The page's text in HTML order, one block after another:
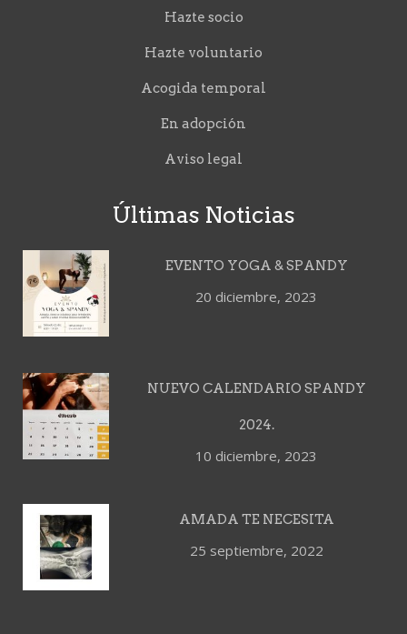
Hazte socio
Hazte voluntario
Acogida temporal
En adopción
Aviso legal
Últimas Noticias
EVENTO YOGA & SPANDY
20 diciembre, 2023
NUEVO CALENDARIO SPANDY
2024.
10 diciembre, 2023
AMADA TE NECESITA
25 septiembre, 2022